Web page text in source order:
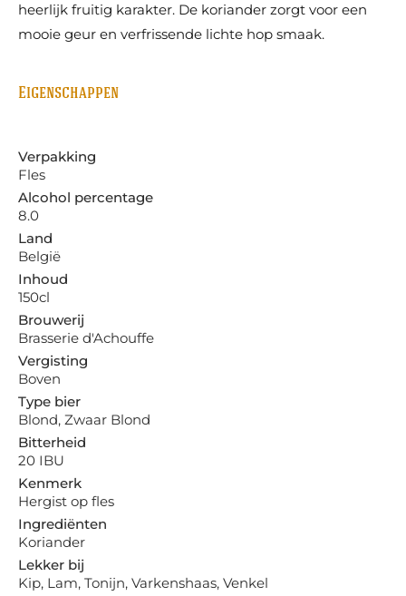
heerlijk fruitig karakter. De koriander zorgt voor een
mooie geur en verfrissende lichte hop smaak.
Eigenschappen
Verpakking
Fles
Alcohol percentage
8.0
Land
België
Inhoud
150cl
Brouwerij
Brasserie d'Achouffe
Vergisting
Boven
Type bier
Blond, Zwaar Blond
Bitterheid
20 IBU
Kenmerk
Hergist op fles
Ingrediënten
Koriander
Lekker bij
Kip, Lam, Tonijn, Varkenshaas, Venkel